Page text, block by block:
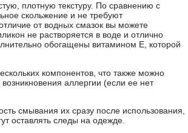
плотную текстуру. По сравнению с
скольжение и не требуют
от водных смазок вы можете
не растворяется в воде и отлично
обогащены витамином Е, которой
компонентов, что также можно
аллергии (если ее нет
смывания их сразу после использования,
оставлять следы на одежде.